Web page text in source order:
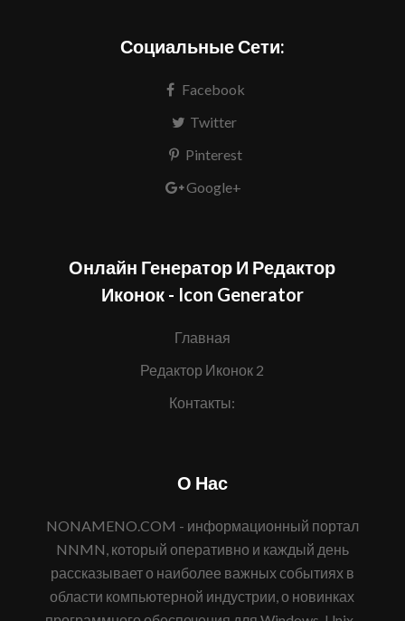
Социальные Сети:
Facebook
Twitter
Pinterest
Google+
Онлайн Генератор И Редактор
Иконок - Icon Generator
Главная
Редактор Иконок 2
Контакты:
О Нас
NONAMENO.COM - информационный портал
NNMN, который оперативно и каждый день
рассказывает о наиболее важных событиях в
области компьютерной индустрии, о новинках